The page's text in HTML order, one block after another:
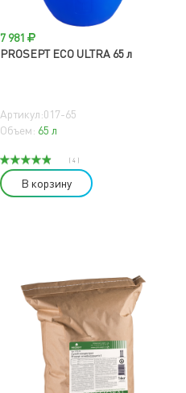
7 981
PROSEPT ECO ULTRA 65 л
Артикул:017-65
Объем: 65 л
( 4 )
В корзину